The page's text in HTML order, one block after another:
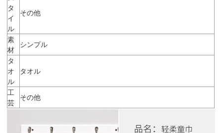
タ
イ
ル
その他
素
材
シンプル
タ
オ
ル
タオル
工
芸
その他